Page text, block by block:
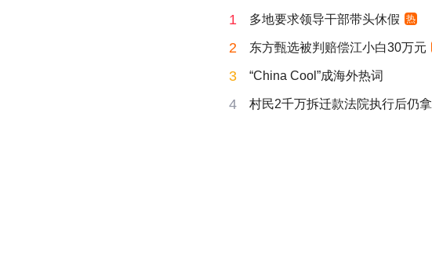
1 多地要求领导干部带头休假 热
2 东方甄选被判赔偿江小白30万元
3 “China Cool”成海外热词
4 村民2千万拆迁款法院执行后仍拿不到